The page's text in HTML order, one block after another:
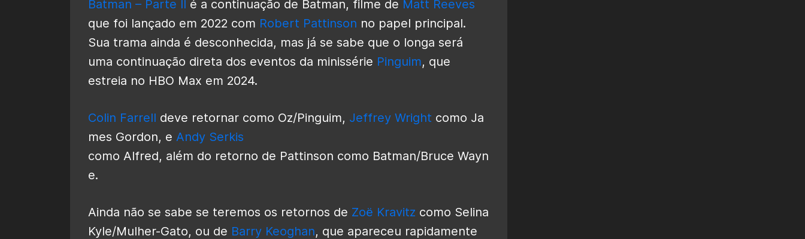
Batman – Parte II é a continuação de Batman, filme de Matt Reeves
que foi lançado em 2022 com Robert Pattinson no papel principal.
Sua trama ainda é desconhecida, mas já se sabe que o longa será
uma continuação direta dos eventos da minissérie Pinguim, que
estreia no HBO Max em 2024.
Colin Farrell deve retornar como Oz/Pinguim, Jeffrey Wright como Ja
mes Gordon, e Andy Serkis
como Alfred, além do retorno de Pattinson como Batman/Bruce Wayn
e.
Ainda não se sabe se teremos os retornos de Zoë Kravitz como Selina
Kyle/Mulher-Gato, ou de Barry Keoghan, que apareceu rapidamente